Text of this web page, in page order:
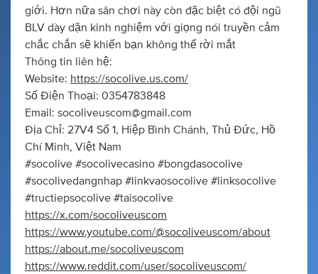
giới. Hơn nữa sân chơi này còn đặc biệt có đội ngũ
BLV dày dặn kinh nghiệm với giọng nói truyền cảm
chắc chắn sẽ khiến bạn không thể rời mắt
Thông tin liên hệ:
Website: https://socolive.us.com/
Số Điện Thoại: 0354783848
Email: socoliveuscom@gmail.com
Địa Chỉ: 27V4 Số 1, Hiệp Bình Chánh, Thủ Đức, Hồ
Chí Minh, Việt Nam
#socolive #socolivecasino #bongdasocolive
#socolivedangnhap #linkvaosocolive #linksocolive
#tructiepsocolive #taisocolive
https://x.com/socoliveuscom
https://www.youtube.com/@socoliveuscom/about
https://about.me/socoliveuscom
https://www.reddit.com/user/socoliveuscom/